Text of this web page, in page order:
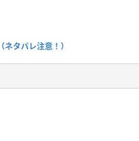
タバレ注意！）